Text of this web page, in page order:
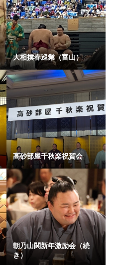
大相撲春巡業（富山）
高砂部屋千秋楽祝賀会
朝乃山関新年激励会（続
き）